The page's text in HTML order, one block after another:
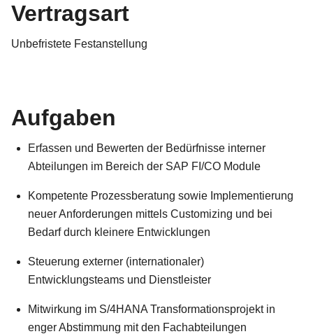
Vertragsart
Unbefristete Festanstellung
Aufgaben
Erfassen und Bewerten der Bedürfnisse interner
Abteilungen im Bereich der SAP FI/CO Module
Kompetente Prozessberatung sowie Implementierung
neuer Anforderungen mittels Customizing und bei
Bedarf durch kleinere Entwicklungen
Steuerung externer (internationaler)
Entwicklungsteams und Dienstleister
Mitwirkung im S/4HANA Transformationsprojekt in
enger Abstimmung mit den Fachabteilungen